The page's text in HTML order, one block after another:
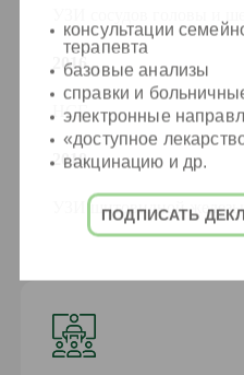
2016
НСГ
2018
УЗИ щитовидной железы
консультации
терапевта
базовые анализы
справки и
электронные
«доступное
вакцинацию и др.
ПОДПИСАТЬ